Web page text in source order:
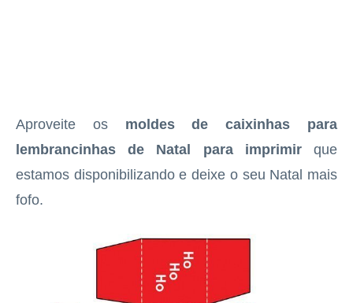
Aproveite os moldes de caixinhas para
lembrancinhas de Natal para imprimirque
estamos disponibilizando e deixe o seu Natal mais
fofo.